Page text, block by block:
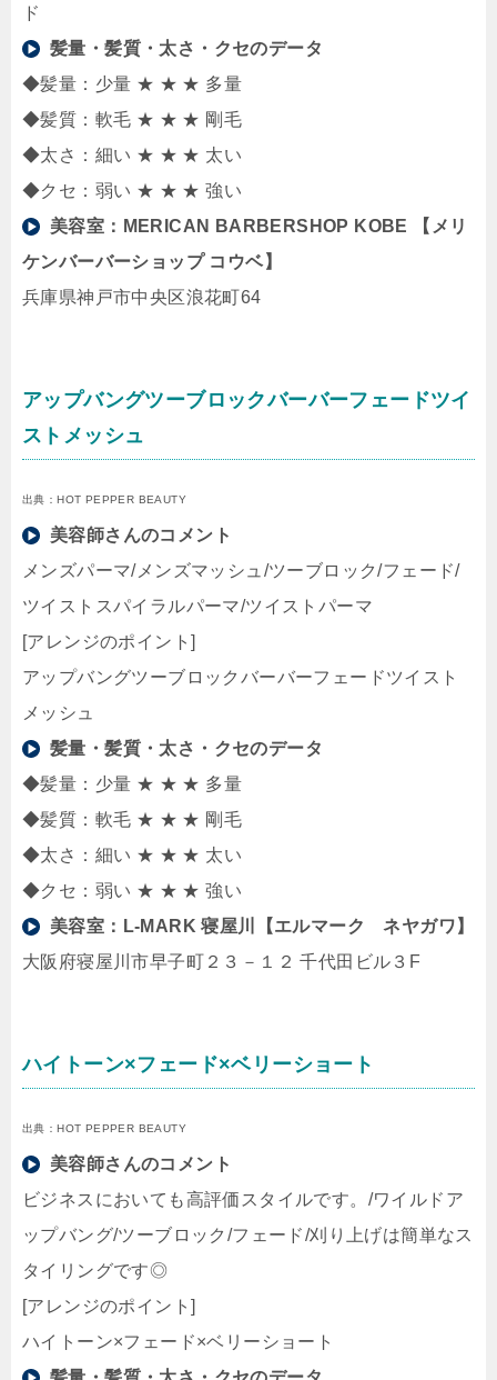
ド
髪量・髪質・太さ・クセのデータ
◆髪量：少量 ★ ★ ★ 多量
◆髪質：軟毛 ★ ★ ★ 剛毛
◆太さ：細い ★ ★ ★ 太い
◆クセ：弱い ★ ★ ★ 強い
美容室： MERICAN BARBERSHOP KOBE 【メリ
ケンバーバーショップ コウベ】
兵庫県神戸市中央区浪花町64
アップバングツーブロックバーバーフェードツイ
ストメッシュ
出典：HOT PEPPER BEAUTY
美容師さんのコメント
メンズパーマ/メンズマッシュ/ツーブロック/フェード/
ツイストスパイラルパーマ/ツイストパーマ
[アレンジのポイント]
アップバングツーブロックバーバーフェードツイスト
メッシュ
髪量・髪質・太さ・クセのデータ
◆髪量：少量 ★ ★ ★ 多量
◆髪質：軟毛 ★ ★ ★ 剛毛
◆太さ：細い ★ ★ ★ 太い
◆クセ：弱い ★ ★ ★ 強い
美容室： L-MARK 寝屋川【エルマーク ネヤガワ】
大阪府寝屋川市早子町２３－１２ 千代田ビル３F
ハイトーン×フェード×ベリーショート
出典：HOT PEPPER BEAUTY
美容師さんのコメント
ビジネスにおいても高評価スタイルです。/ワイルドア
ップバング/ツーブロック/フェード/刈り上げは簡単なス
タイリングです◎
[アレンジのポイント]
ハイトーン×フェード×ベリーショート